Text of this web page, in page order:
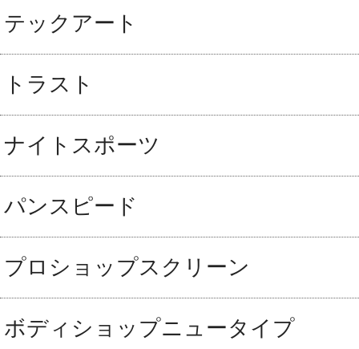
テックアート
トラスト
ナイトスポーツ
パンスピード
プロショップスクリーン
ボディショップニュータイプ